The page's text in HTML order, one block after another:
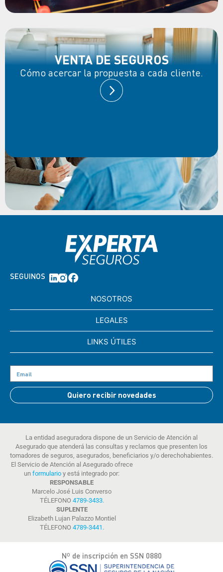
VENTA DE SEGUROS
Cómo acercar la propuesta a cada cliente.
SEGUINOS
NOSOTROS
LEGALES
LINKS ÚTILES
Quiero recibir novedades
La entidad aseguradora dispone de un Servicio de Atención al
Asegurado que atenderá las consultas y reclamos que presenten los
tomadores de seguros, asegurados, beneficiarios y/o derechohabientes.
El Servicio de Atención al Asegurado ofrece
un formulario y está integrado por:
RESPONSABLE
Marcelo José Luis Converso
TÉLEFONO 4789-3433.
SUPLENTE
Elizabeth Lujan Palazzo Montiel
TÉLEFONO 4789-3441 .
Nº de inscripción en SSN 0880